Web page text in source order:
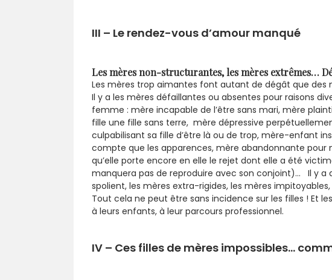
III – Le rendez-vous d’amour manqué
Les mères non-structurantes, les mères extrêmes…
Les mères trop aimantes font autant de dégât que
Il y a les mères défaillantes ou absentes pour raisons
femme : mère incapable de l’être sans mari, mère
fille une fille sans terre, mère dépressive
culpabilisant sa fille d’être là ou de trop, mère-enfant
compte que les apparences, mère abandonnante pour
qu’elle porte encore en elle le rejet dont elle a été
manquera pas de reproduire avec son conjoint)… Il y a
spolient, les mères extra-rigides, les mères
Tout cela ne peut être sans incidence sur les filles ! Et
à leurs enfants, à leur parcours professionnel.
IV – Ces filles de mères impossibles…